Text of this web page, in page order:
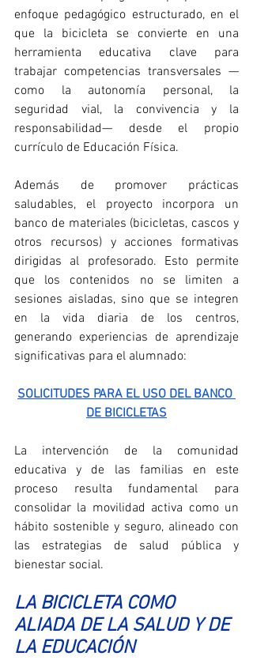
enfoque pedagógico estructurado, en el
que la bicicleta se convierte en una
herramienta educativa clave para
trabajar competencias transversales —
como la autonomía personal, la
seguridad vial, la convivencia y la
responsabilidad— desde el propio
currículo de Educación Física.
Además de promover prácticas
saludables, el proyecto incorpora un
banco de materiales (bicicletas, cascos y
otros recursos) y acciones formativas
dirigidas al profesorado. Esto permite
que los contenidos no se limiten a
sesiones aisladas, sino que se integren
en la vida diaria de los centros,
generando experiencias de aprendizaje
significativas para el alumnado:
SOLICITUDES PARA EL USO DEL BANCO
DE BICICLETAS
La intervención de la comunidad
educativa y de las familias en este
proceso resulta fundamental para
consolidar la movilidad activa como un
hábito sostenible y seguro, alineado con
las estrategias de salud pública y
bienestar social.
LA BICICLETA COMO
ALIADA DE LA SALUD Y DE
LA EDUCACIÓN